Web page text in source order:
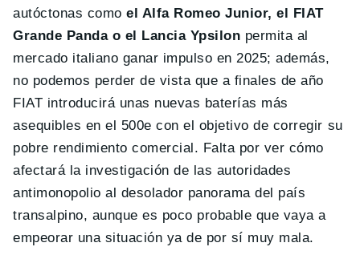
autóctonas como el Alfa Romeo Junior, el FIAT
Grande Panda o el Lancia Ypsilon permita al
mercado italiano ganar impulso en 2025; además,
no podemos perder de vista que a finales de año
FIAT introducirá unas nuevas baterías más
asequibles en el 500e con el objetivo de corregir su
pobre rendimiento comercial. Falta por ver cómo
afectará la investigación de las autoridades
antimonopolio al desolador panorama del país
transalpino, aunque es poco probable que vaya a
empeorar una situación ya de por sí muy mala.